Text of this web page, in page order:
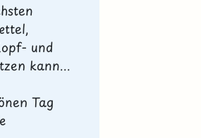
und
kann...
Tag